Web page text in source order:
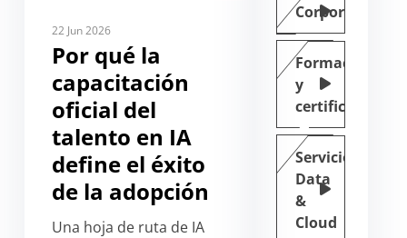
22 Jun 2026
Por qué la
capacitación
oficial del
talento en IA
define el éxito
de la adopción
Una hoja de ruta de IA
Corporate
Formación
y
certificación
Servicios
Data
&
Cloud